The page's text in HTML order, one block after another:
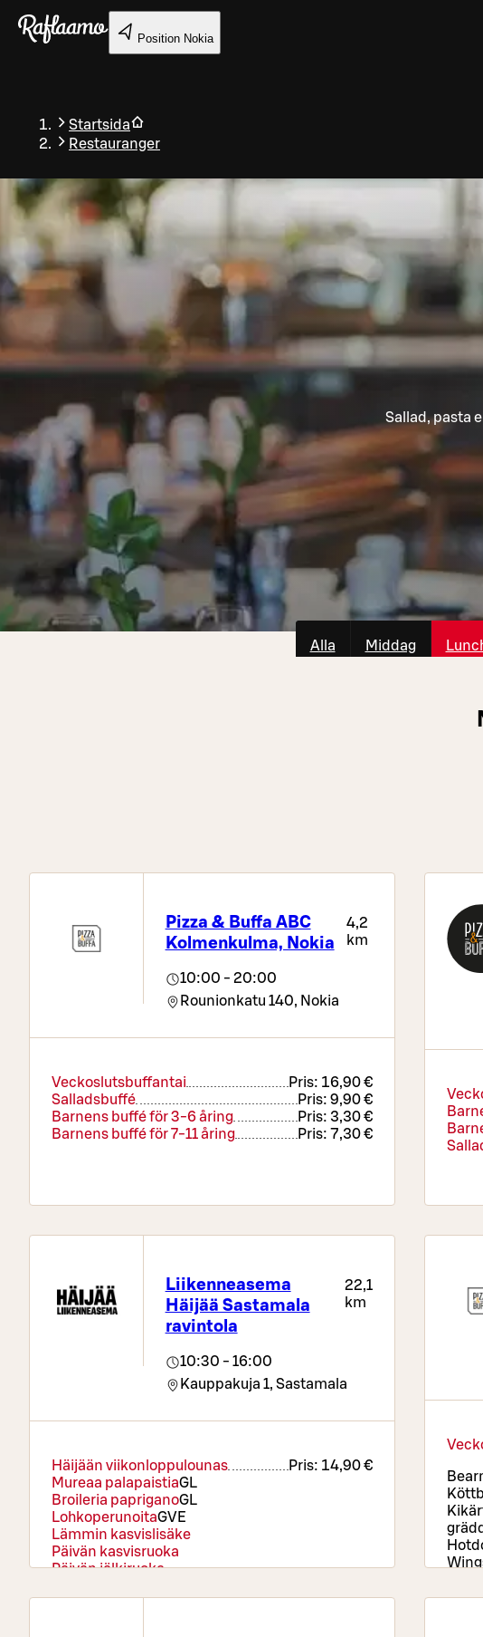
Gå till huvudinnehållet
Position Nokia
Startsida
Restauranger
Sallad, pasta
Alla Middag
Pizza & Buffa ABC
Kolmenkulma, Nokia
4,2
km
10:00 - 20:00
Rounionkatu 140, Nokia
Veckoslutsbuffantai Pris: 16,90 €
Salladsbuffé
Pris:9,90 €
Barnens buffé för 3-6 åring
Pris: 3,30 €
Barnens buffé för 7-11 åring
Pris:7,30 €
Liikenneasema
Häijää Sastamala
ravintola
22,1
km
10:30 - 16:00
Kauppakuja 1, Sastamala
Häijään viikonloppulounas Pris: 14,90 €
Mureaa palapaistiaGL
Broileria papriganoGL
LohkoperunoitaGVE
Lämmin kasvislisäke
Päivän kasvisruoka
Päivän jälkiruoka